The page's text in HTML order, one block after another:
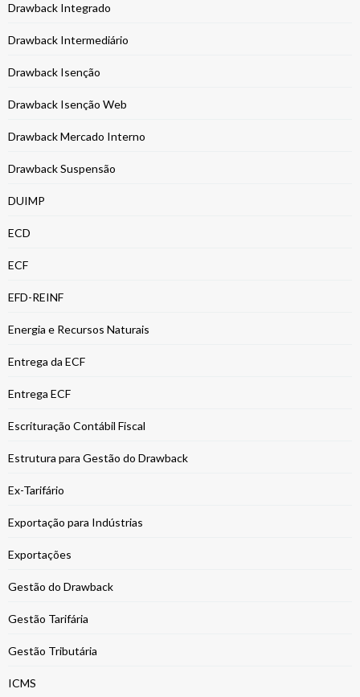
Drawback Integrado
Drawback Intermediário
Drawback Isenção
Drawback Isenção Web
Drawback Mercado Interno
Drawback Suspensão
DUIMP
ECD
ECF
EFD-REINF
Energia e Recursos Naturais
Entrega da ECF
Entrega ECF
Escrituração Contábil Fiscal
Estrutura para Gestão do Drawback
Ex-Tarifário
Exportação para Indústrias
Exportações
Gestão do Drawback
Gestão Tarifária
Gestão Tributária
ICMS